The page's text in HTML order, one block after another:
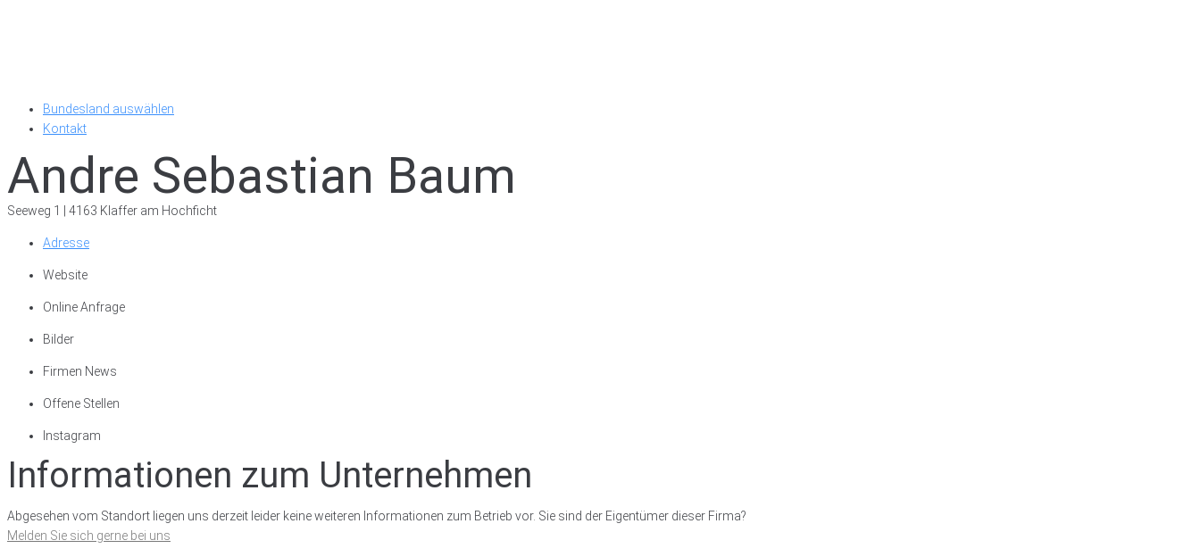
Bundesland auswählen
Kontakt
Andre Sebastian Baum
Seeweg 1 | 4163 Klaffer am Hochficht
Adresse
Website
Online Anfrage
Bilder
Firmen News
Offene Stellen
Instagram
Informationen zum Unternehmen
Abgesehen vom Standort liegen uns derzeit leider keine weiteren Informationen zum Betrieb vor. Sie sind der Eigentümer dieser Firma?
Melden Sie sich gerne bei uns